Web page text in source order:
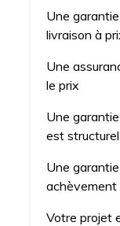
Une
livraison à
Une
le prix
Une
est structurel
Une
achèvement
Votre projet